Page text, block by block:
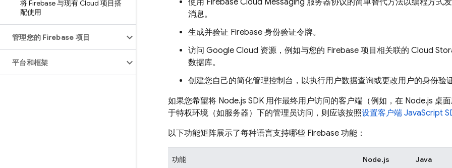
将 Firebase 与现有 Cloud 项目搭
配使用
管理您的 Firebase 项目
平台和框架
使用 Firebase Cloud Messaging 服务器协议的简单替代方法以编程方式
消息。
生成并验证 Firebase 身份验证令牌。
访问 Google Cloud 资源，例如与您的 Firebase 项目相关联的 Cloud
数据库。
创建您自己的简化管理控制台，以执行用户数据查询或更改用户的身份验
如果您希望将 Node.js SDK 用作最终用户访问的客户端（例如，在 Node.js 桌
于特权环境（如服务器）下的管理员访问，则应该按照设置客户端 JavaScript
以下功能矩阵展示了每种语言支持哪些 Firebase 功能：
功能 Node.js Java